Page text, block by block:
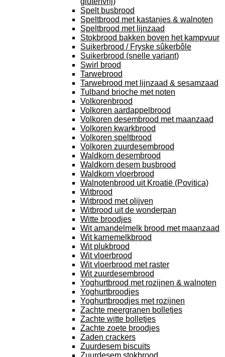
Spelt busbrood
Speltbrood met kastanjes & walnoten
Speltbrood met lijnzaad
Stokbrood bakken boven het kampvuur
Suikerbrood / Fryske sûkerbôle
Suikerbrood (snelle variant)
Swirl brood
Tarwebrood
Tarwebrood met lijnzaad & sesamzaad
Tulband brioche met noten
Volkorenbrood
Volkoren aardappelbrood
Volkoren desembrood met maanzaad
Volkoren kwarkbrood
Volkoren speltbrood
Volkoren zuurdesembrood
Waldkorn desembrood
Waldkorn desem busbrood
Waldkorn vloerbrood
Walnotenbrood uit Kroatië (Povitica)
Witbrood
Witbrood met olijven
Witbrood uit de wonderpan
Witte broodjes
Wit amandelmelk brood met maanzaad
Wit karnemelkbrood
Wit plukbrood
Wit vloerbrood
Wit vloerbrood met raster
Wit zuurdesembrood
Yoghurtbrood met rozijnen & walnoten
Yoghurtbroodjes
Yoghurtbroodjes met rozijnen
Zachte meergranen bolletjes
Zachte witte bolletjes
Zachte zoete broodjes
Zaden crackers
Zuurdesem biscuits
Zuurdesem stokbrood